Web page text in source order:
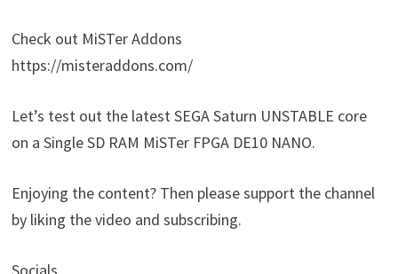
Check out MiSTer Addons
https://misteraddons.com/
Let’s test out the latest SEGA Saturn UNSTABLE core
on a Single SD RAM MiSTer FPGA DE10 NANO.
Enjoying the content? Then please support the channel
by liking the video and subscribing.